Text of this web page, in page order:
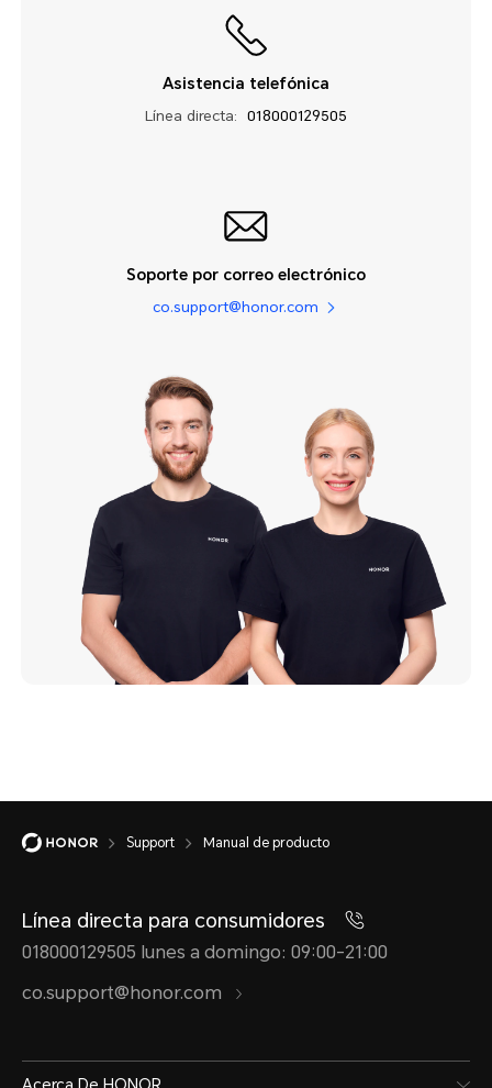
Asistencia telefónica
Línea directa: 018000129505
Soporte por correo electrónico
co.support@honor.com
Support Manual de producto
Línea directa para consumidores
018000129505 lunes a domingo: 09:00-21:00
co.support@honor.com